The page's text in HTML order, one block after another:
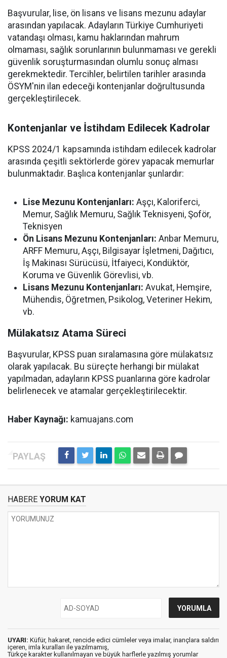
Başvurular, lise, ön lisans ve lisans mezunu adaylar
arasından yapılacak. Adayların Türkiye Cumhuriyeti
vatandaşı olması, kamu haklarından mahrum
olmaması, sağlık sorunlarının bulunmaması ve gerekli
güvenlik soruşturmasından olumlu sonuç alması
gerekmektedir. Tercihler, belirtilen tarihler arasında
ÖSYM'nin ilan edeceği kontenjanlar doğrultusunda
gerçekleştirilecek.
Kontenjanlar ve İstihdam Edilecek Kadrolar
KPSS 2024/1 kapsamında istihdam edilecek kadrolar
arasında çeşitli sektörlerde görev yapacak memurlar
bulunmaktadır. Başlıca kontenjanlar şunlardır:
Lise Mezunu Kontenjanları: Aşçı, Kaloriferci,
Memur, Sağlık Memuru, Sağlık Teknisyeni, Şoför,
Teknisyen
Ön Lisans Mezunu Kontenjanları: Anbar Memuru,
ARFF Memuru, Aşçı, Bilgisayar İşletmeni, Dağıtıcı,
İş Makinası Sürücüsü, İtfaiyeci, Kondüktör,
Koruma ve Güvenlik Görevlisi, vb.
Lisans Mezunu Kontenjanları: Avukat, Hemşire,
Mühendis, Öğretmen, Psikolog, Veteriner Hekim,
vb.
Mülakatsız Atama Süreci
Başvurular, KPSS puan sıralamasına göre mülakatsız
olarak yapılacak. Bu süreçte herhangi bir mülakat
yapılmadan, adayların KPSS puanlarına göre kadrolar
belirlenecek ve atamalar gerçekleştirilecektir.
Haber Kaynağı: kamuajans.com
HABERE YORUM KAT
UYARI: Küfür, hakaret, rencide edici cümleler veya imalar, inançlara saldırı
içeren, imla kuralları ile yazılmamış,
Türkçe karakter kullanılmayan ve büyük harflerle yazılmış yorumlar